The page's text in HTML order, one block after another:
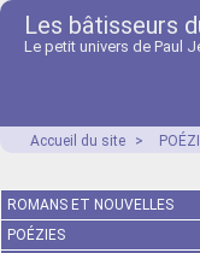
Les bâtisseurs
Le petit univers de Paul
Accueil du site >
ROMANS ET NOUVELLES
POÉZIES